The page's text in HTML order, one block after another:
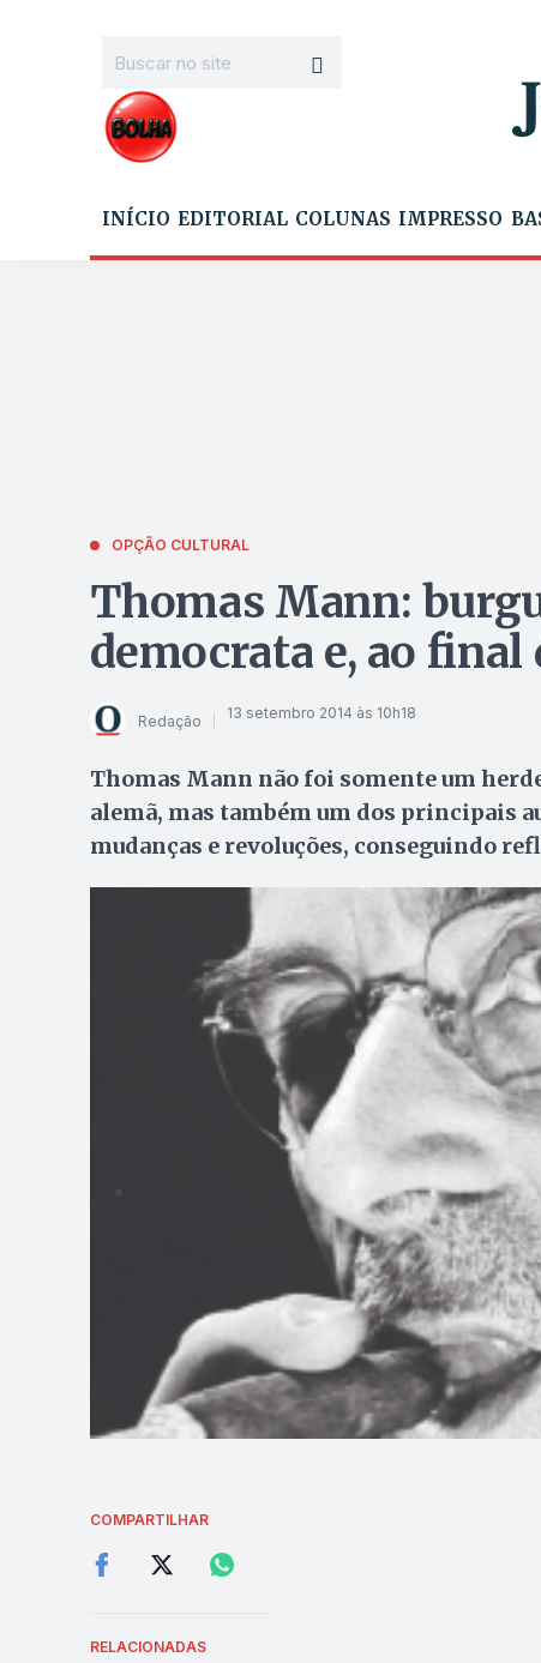
INÍCIO EDITORIAL COLUNAS IMPRESSO
OPÇÃO CULTURAL
Thomas Mann:
democrata e, ao
Redação 13 setembro 2014 às 10h18
Thomas Mann não foi somente um
alemã, mas também um dos principais
mudanças e revoluções, conseguindo
COMPARTILHAR
RELACIONADAS